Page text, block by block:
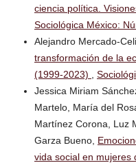
ciencia política.
Sociológica México:
Alejandro Mercado-
transformación de la
(1999-2023)
Jessica Miriam
Martelo, María del
Martínez Corona, Luz
Garza Bueno,
vida social en mujeres